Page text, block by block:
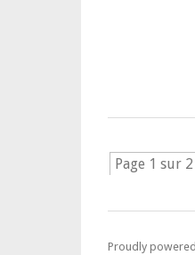
Page 1 sur 2
Proudly